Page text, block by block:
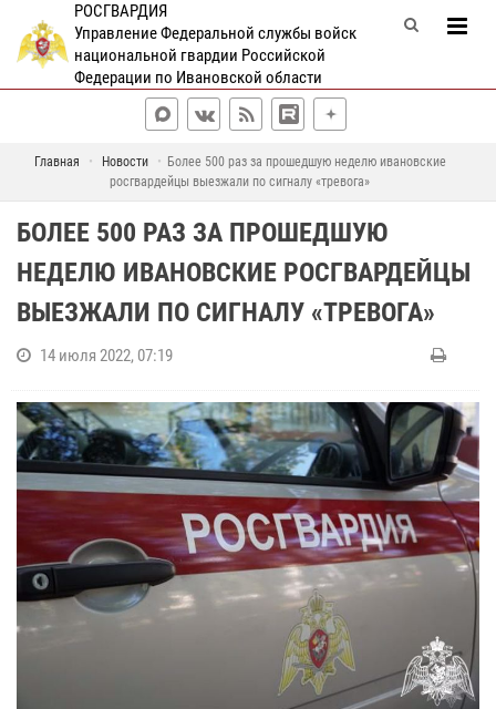
РОСГВАРДИЯ
Управление Федеральной службы войск
национальной гвардии Российской
Федерации по Ивановской области
Главная Новости
Более 500 раз за прошедшую неделю ивановские
росгвардейцы выезжали по сигналу «тревога»
БОЛЕЕ 500 РАЗ ЗА ПРОШЕДШУЮ
НЕДЕЛЮ ИВАНОВСКИЕ РОСГВАРДЕЙЦЫ
ВЫЕЗЖАЛИ ПО СИГНАЛУ «ТРЕВОГА»
14 июля 2022, 07:19